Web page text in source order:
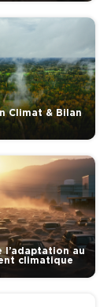
Climat & Bilan
l’adaptation au
climatique